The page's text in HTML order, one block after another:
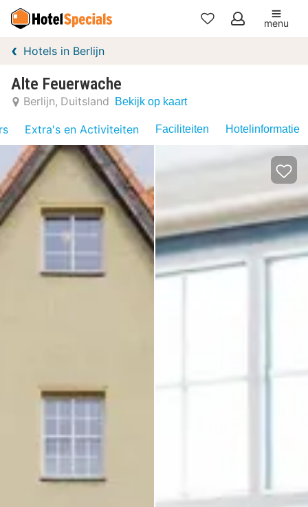
Mijn
menu
Hotels in Berlijn
Alte Feuerwache
Berlijn Duitsland Bekijk op kaart
Extra's en Activiteiten Faciliteiten Hotelinformatie